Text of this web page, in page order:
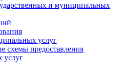
и муниципальных
услуг
схемы предоставления
услуг